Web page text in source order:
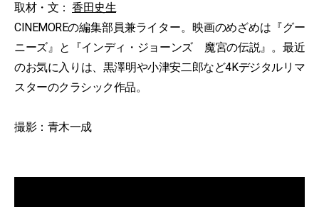
取材・文： 香田史生
CINEMOREの編集部員兼ライター。映画のめざめは『グー
ニーズ』と『インディ・ジョーンズ 魔宮の伝説』。最近
のお気に入りは、黒澤明や小津安二郎など4Kデジタルリマ
スターのクラシック作品。
撮影：青木一成